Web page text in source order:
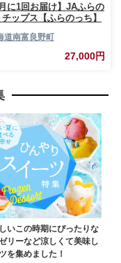
月に1回お届け】JAふらの
ップス【ふらのっち】
富良野町) ジャガイモ コ
芋 菓子 スナック じゃが
菓子 ポテチ 定期便
道南富良野町
27,000円
いこの時期にぴったりな
リーなど涼しくて美味し
を集めました！